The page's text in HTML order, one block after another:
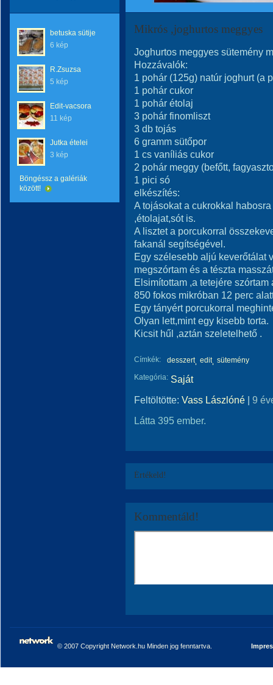
betuska sütije
6 kép
R.Zsuzsa
5 kép
Edit-vacsora
11 kép
Jutka ételei
3 kép
Böngéssz a galériák
között!
Mikrós ,joghurtos meggyes
Joghurtos meggyes sütemény
Hozzávalók:
1 pohár (125g) natúr joghurt (a
1 pohár cukor
1 pohár étolaj
3 pohár finomliszt
3 db tojás
6 gramm sütőpor
1 cs vaníliás cukor
2 pohár meggy (befőtt,
1 pici só
elkészítés:
A tojásokat a cukrokkal
,étolajat,sót is.
A lisztet a porcukorral
fakanál segítségével.
Egy szélesebb aljú keverőtálat
megszórtam és a tészta
Elsimítottam ,a tetejére szórtam
850 fokos mikróban 12 perc
Egy tányért porcukorral
Olyan lett,mint egy kisebb torta.
Kicsit hűl ,aztán szeletelhető .
Címkék: desszert edit sütemény
Kategória: Saját
Feltöltötte: Vass Lászlóné | 9
Látta 395 ember.
Értékeld!
Kommentáld!
© 2007 Copyright Network.hu Minden jog fenntartva.